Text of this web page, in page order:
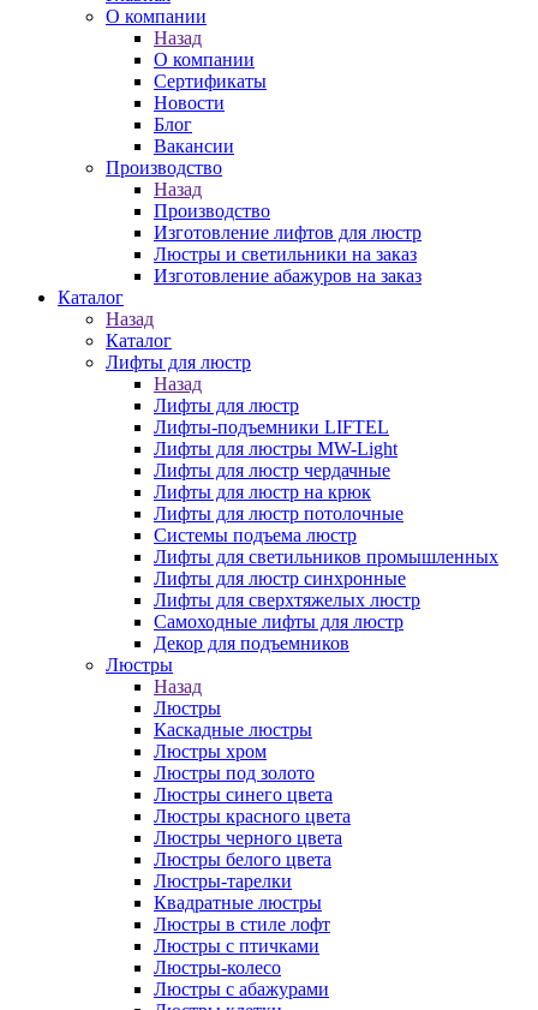
О компании
Назад
О компании
Сертификаты
Новости
Блог
Вакансии
Производство
Назад
Производство
Изготовление лифтов для люстр
Люстры и светильники на заказ
Изготовление абажуров на заказ
Каталог
Назад
Каталог
Лифты для люстр
Назад
Лифты для люстр
Лифты-подъемники LIFTEL
Лифты для люстры MW-Light
Лифты для люстр чердачные
Лифты для люстр на крюк
Лифты для люстр потолочные
Системы подъема люстр
Лифты для светильников промышленных
Лифты для люстр синхронные
Лифты для сверхтяжелых люстр
Самоходные лифты для люстр
Декор для подъемников
Люстры
Назад
Люстры
Каскадные люстры
Люстры хром
Люстры под золото
Люстры синего цвета
Люстры красного цвета
Люстры черного цвета
Люстры белого цвета
Люстры-тарелки
Квадратные люстры
Люстры в стиле лофт
Люстры с птичками
Люстры-колесо
Люстры с абажурами